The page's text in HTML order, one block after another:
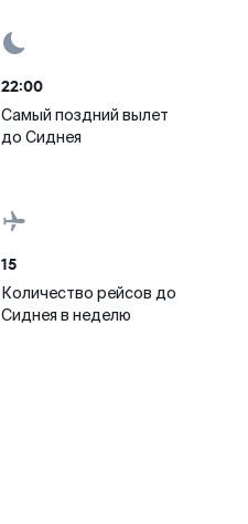
22:00
Самый поздний вылет
до Сиднея
15
Количество рейсов до
Сиднея в неделю